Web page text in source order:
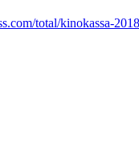
total/kinokassa-